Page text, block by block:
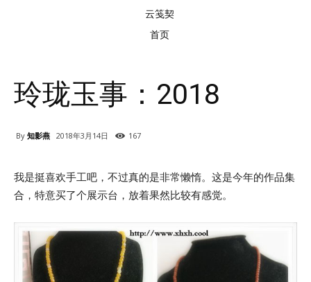
云笺契
首页
玲珑玉事：2018
By 知影燕 2018年3月14日 167
我是挺喜欢手工吧，不过真的是非常懒惰。这是今年的作品集
合，特意买了个展示台，放着果然比较有感觉。